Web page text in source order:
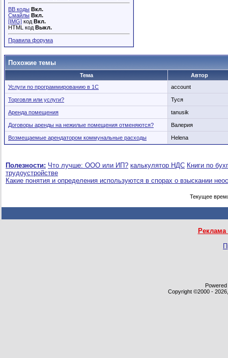
BB коды Вкл.
Смайлы Вкл.
[IMG] код Вкл.
HTML код Выкл.
Правила форума
Похожие темы
Тема
Автор
Услуги по программированию в 1С
account
Торговля или услуги? Туся
Аренда помещения tanusik
Договоры аренды на нежилые помещения отменяются? Валерия
Возмещаемые арендатором коммунальные расходы Helena
Полезности: Что лучше: ООО или ИП? калькулятор НДС Книги по
трудоустройстве
Какие понятия и определения используются в спорах о взыскании
Текущее
Copyright ©2000 -